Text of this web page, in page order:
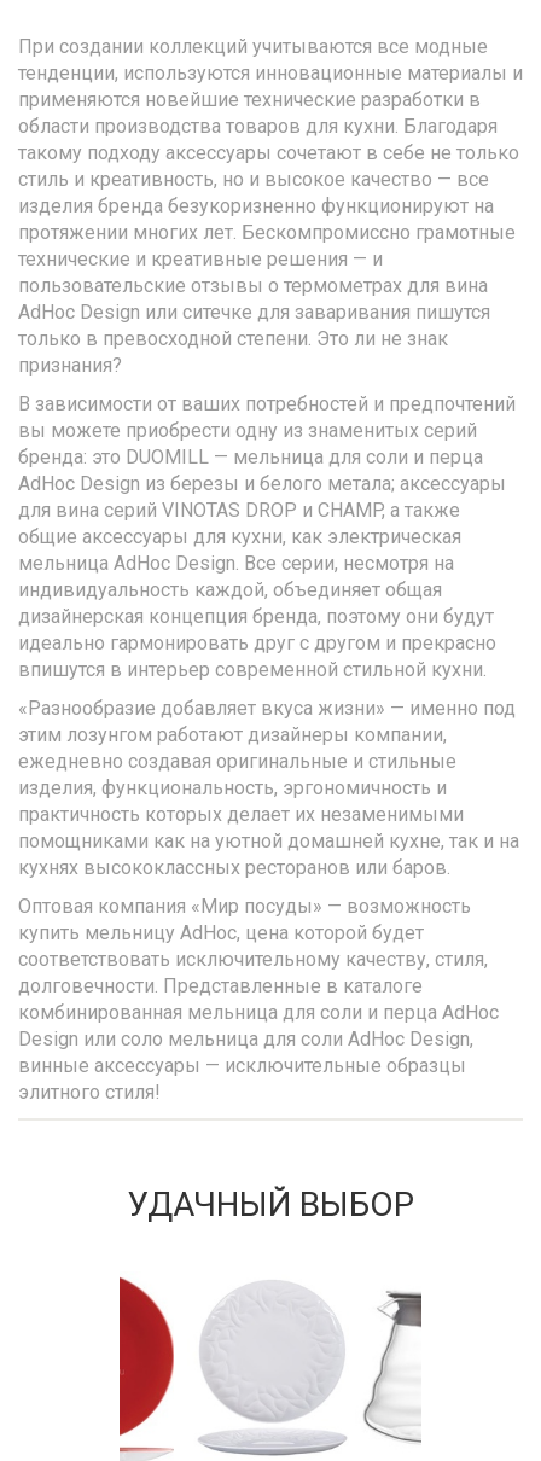
При создании коллекций учитываются все модные
тенденции, используются инновационные материалы и
применяются новейшие технические разработки в
области производства товаров для кухни. Благодаря
такому подходу аксессуары сочетают в себе не только
стиль и креативность, но и высокое качество — все
изделия бренда безукоризненно функционируют на
протяжении многих лет. Бескомпромиссно грамотные
технические и креативные решения — и
пользовательские отзывы о термометрах для вина
AdHoc Design или ситечке для заваривания пишутся
только в превосходной степени. Это ли не знак
признания?
В зависимости от ваших потребностей и предпочтений
вы можете приобрести одну из знаменитых серий
бренда: это DUOMILL — мельница для соли и перца
AdHoc Design из березы и белого метала; аксессуары
для вина серий VINOTAS DROP и CHAMP, а также
общие аксессуары для кухни, как электрическая
мельница AdHoc Design. Все серии, несмотря на
индивидуальность каждой, объединяет общая
дизайнерская концепция бренда, поэтому они будут
идеально гармонировать друг с другом и прекрасно
впишутся в интерьер современной стильной кухни.
«Разнообразие добавляет вкуса жизни» — именно под
этим лозунгом работают дизайнеры компании,
ежедневно создавая оригинальные и стильные
изделия, функциональность, эргономичность и
практичность которых делает их незаменимыми
помощниками как на уютной домашней кухне, так и на
кухнях высококлассных ресторанов или баров.
Оптовая компания «Мир посуды» — возможность
купить мельницу AdHoc, цена которой будет
соответствовать исключительному качеству, стиля,
долговечности. Представленные в каталоге
комбинированная мельница для соли и перца AdHoc
Design или соло мельница для соли AdHoc Design,
винные аксессуары — исключительные образцы
элитного стиля!
УДАЧНЫЙ ВЫБОР